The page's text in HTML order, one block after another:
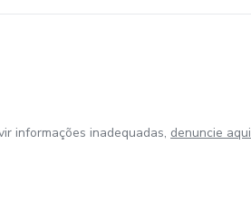
informações inadequadas, denuncie aqui